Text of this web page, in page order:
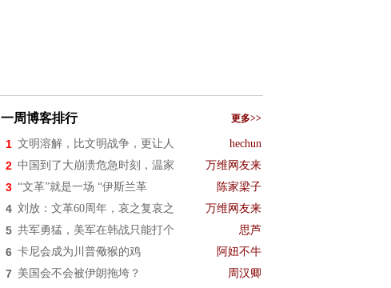
一周博客排行 更多>>
1 文明溶解，比文明战争，更让人 hechun
2 中国到了大崩溃危急时刻，温家 万维网友来
3 “文革”就是一场 “伊斯兰革 陈家梁子
4 刘放：文革60周年，哀之复哀之 万维网友来
5 共军勇猛，美军在韩战只能打个 思芦
6 卡尼会成为川普儆猴的鸡 阿妞不牛
7 美国会不会被伊朗拖垮？ 周汉卿